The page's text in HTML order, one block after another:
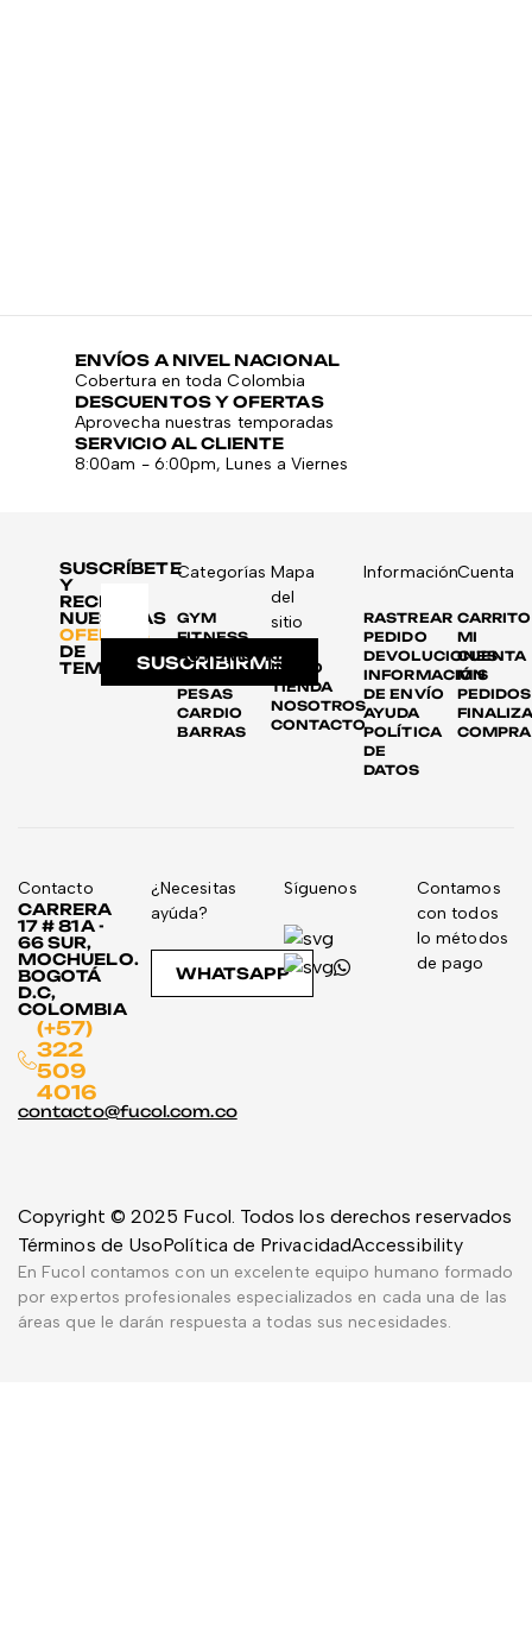
ENVÍOS A NIVEL NACIONAL
Cobertura en toda Colombia
DESCUENTOS Y OFERTAS
Aprovecha nuestras temporadas
SERVICIO AL CLIENTE
8:00am - 6:00pm, Lunes a Viernes
SUSCRÍBETE
Y
RECIBE
NUESTRAS
OFERTAS
DE
TEMPORADASUSCRIBIRME
Categorías
GYM
FITNESS
AUTOMOTRIZ
DISCOS
PESAS
CARDIO
BARRAS
Mapa
del
sitio
INICIO
TIENDA
NOSOTROS
CONTACTO
Información
RASTREAR
PEDIDO
DEVOLUCIONES
INFORMACIÓN
DE ENVÍO
AYUDA
POLÍTICA
DE
DATOS
Cuenta
CARRITO
MI
CUENTA
MIS
PEDIDOS
COMPRA
Contacto
CARRERA
17 # 81A -
66 SUR,
MOCHUELO.
BOGOTÁ
D.C,
COLOMBIA
(+57)
322
509
4016
contacto@fucol.com.co
¿Necesitas
ayúda?
WHATSAPP
Síguenos
Contamos
con todos
lo métodos
de pago
Copyright © 2025 Fucol. Todos los derechos reservados
Términos de UsoPolítica de PrivacidadAccessibility
En Fucol contamos con un excelente equipo humano formado
por expertos profesionales especializados en cada una de las
áreas que le darán respuesta a todas sus necesidades.